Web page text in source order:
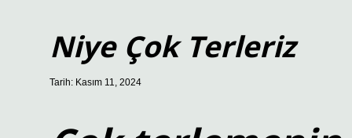
Niye Çok Terleriz
Tarih: Kasım 11, 2024